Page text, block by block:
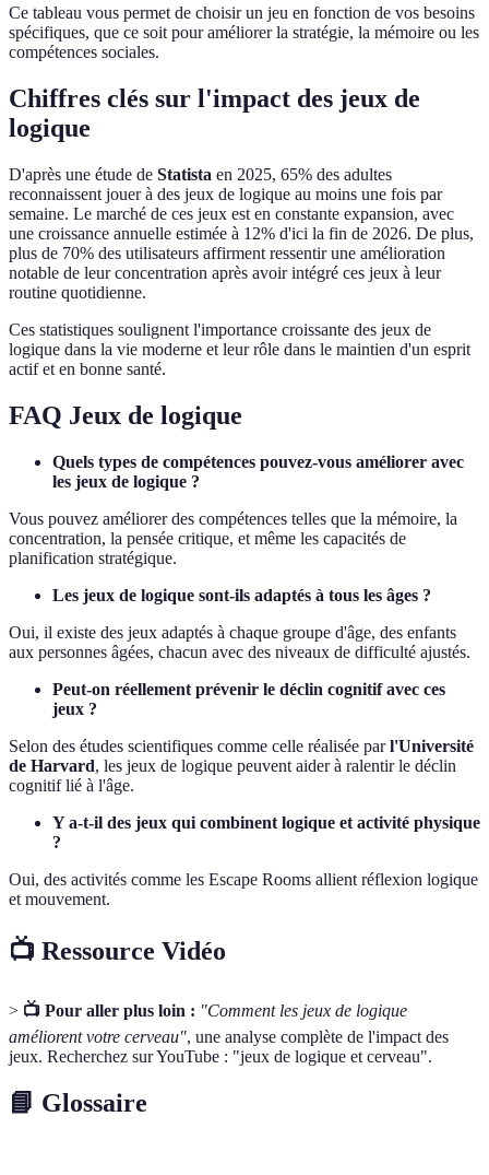
Ce tableau vous permet de choisir un jeu en fonction de vos besoins
spécifiques, que ce soit pour améliorer la stratégie, la mémoire ou les
compétences sociales.
Chiffres clés sur l'impact des jeux de
logique
D'après une étude de Statista en 2025, 65% des adultes
reconnaissent jouer à des jeux de logique au moins une fois par
semaine. Le marché de ces jeux est en constante expansion, avec
une croissance annuelle estimée à 12% d'ici la fin de 2026. De plus,
plus de 70% des utilisateurs affirment ressentir une amélioration
notable de leur concentration après avoir intégré ces jeux à leur
routine quotidienne.
Ces statistiques soulignent l'importance croissante des jeux de
logique dans la vie moderne et leur rôle dans le maintien d'un esprit
actif et en bonne santé.
FAQ Jeux de logique
Quels types de compétences pouvez-vous améliorer avec
les jeux de logique ?
Vous pouvez améliorer des compétences telles que la mémoire, la
concentration, la pensée critique, et même les capacités de
planification stratégique.
Les jeux de logique sont-ils adaptés à tous les âges ?
Oui, il existe des jeux adaptés à chaque groupe d'âge, des enfants
aux personnes âgées, chacun avec des niveaux de difficulté ajustés.
Peut-on réellement prévenir le déclin cognitif avec ces
jeux ?
Selon des études scientifiques comme celle réalisée parl'Université
de Harvard, les jeux de logique peuvent aider à ralentir le déclin
cognitif lié à l'âge.
Y a-t-il des jeux qui combinent logique et activité physique
?
Oui, des activités comme les Escape Rooms allient réflexion logique
et mouvement.
📺 Ressource Vidéo
> 📺 Pour aller plus loin : "Comment les jeux de logique
améliorent votre cerveau", une analyse complète de l'impact des
jeux. Recherchez sur YouTube : "jeux de logique et cerveau".
📘 Glossaire